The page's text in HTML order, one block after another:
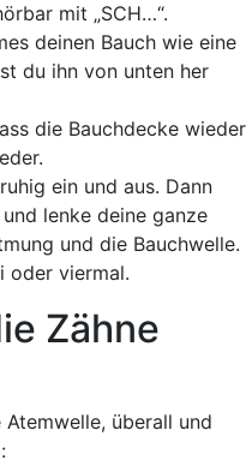
mit „SCH…“.
deinen Bauch wie eine
du ihn von unten her
die Bauchdecke wieder
ein und aus. Dann
lenke deine ganze
und die Bauchwelle.
oder viermal.
Zähne
überall und